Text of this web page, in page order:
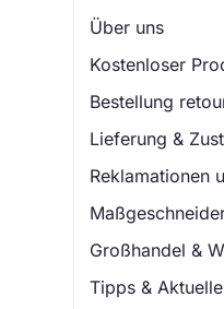
Über uns
Kostenloser
Bestellung
Lieferung &
Reklamationen
Großhandel &
Tipps &